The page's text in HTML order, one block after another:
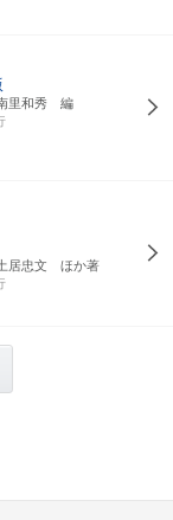
里和秀 編
居忠文 ほか著